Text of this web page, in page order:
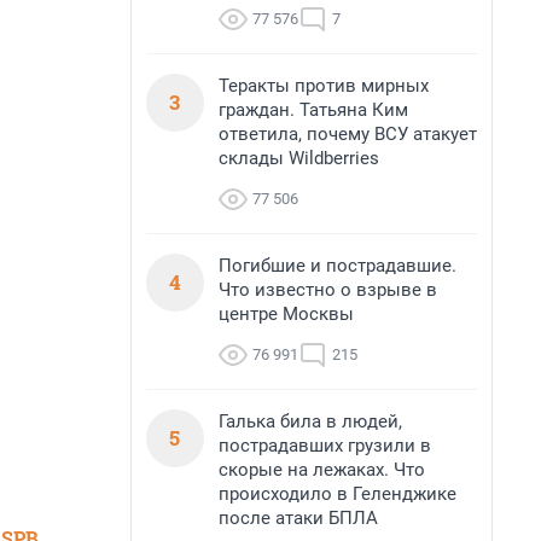
77 576 7
3
Теракты против мирных
граждан. Татьяна Ким
ответила, почему ВСУ атакует
склады Wildberries
77 506
4
Погибшие и пострадавшие.
Что известно о взрыве в
центре Москвы
76 991 215
5
Галька била в людей,
пострадавших грузили в
скорые на лежаках. Что
происходило в Геленджике
после атаки БПЛА